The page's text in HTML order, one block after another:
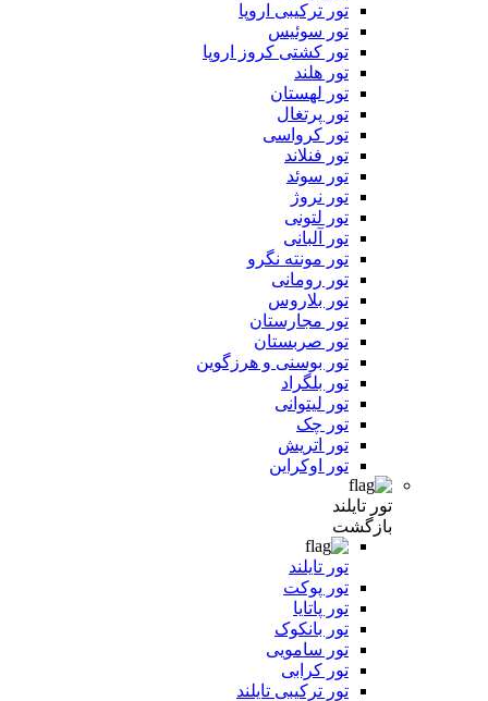
تور ترکیبی اروپا
تور سوئیس
تور کشتی کروز اروپا
تور هلند
تور لهستان
تور پرتغال
تور کرواسی
تور فنلاند
تور سوئد
تور نروژ
تور لتونی
تور آلبانی
تور مونته نگرو
تور رومانی
تور بلاروس
تور مجارستان
تور صربستان
تور بوسنی و هرزگوین
تور بلگراد
تور لیتوانی
تور چک
تور اتریش
تور اوکراین
تور تایلند
بازگشت
تور تایلند
تور پوکت
تور پاتایا
تور بانکوک
تور سامویی
تور کرابی
تور ترکیبی تایلند